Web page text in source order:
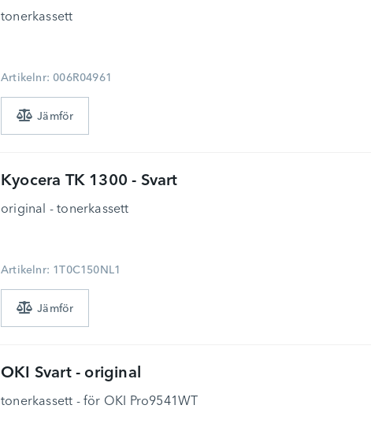
tonerkassett
Artikelnr: 006R04961
Kyocera TK 1300 - Svart
original - tonerkassett
Artikelnr: 1T0C150NL1
OKI Svart - original
tonerkassett - för OKI Pro9541WT